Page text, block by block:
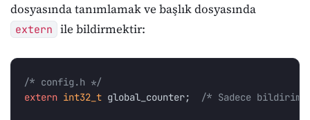
dosyasında tanımlamak ve başlık dosyasında
extern ile bildirmektir:
/* config.h */
extern int32_t global_counter; /* Sadece bildirim